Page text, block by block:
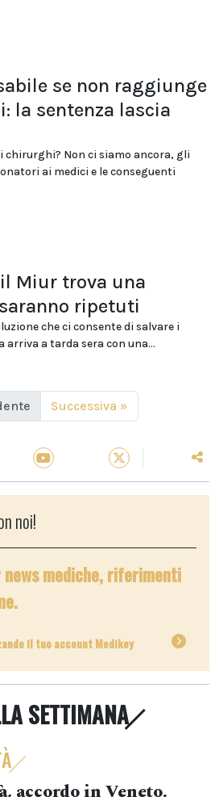
se non raggiunge
la sentenza lascia
Non ci siamo ancora, gli
ai medici e le conseguenti
Miur trova una
ripetuti
che ci consente di salvare i
arriva a tarda sera con una...
Successiva »
noi!
mediche, riferimenti
il tuo account Medikey
SETTIMANA